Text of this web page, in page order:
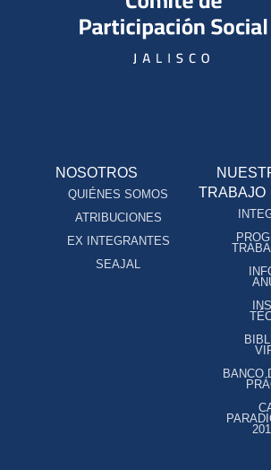
NOSOTROS
QUIÉNES SOMOS
ATRIBUCIONES
EX INTEGRANTES
SEAJAL
TRABAJO
BANCO